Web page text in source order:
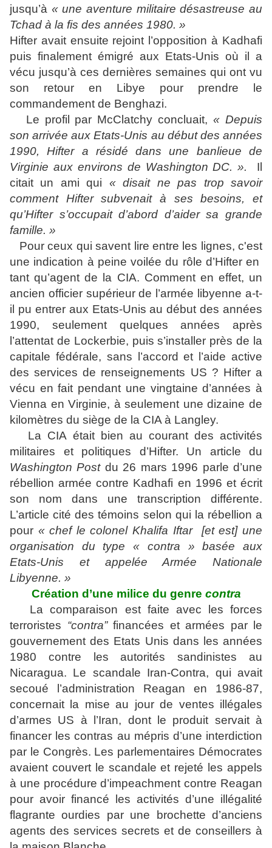
jusqu’à « une aventure militaire désastreuse au
Tchad à la fis des années 1980. »
Hifter avait ensuite rejoint l’opposition à Kadhafi
puis finalement émigré aux Etats-Unis où il a
vécu jusqu’à ces dernières semaines qui ont vu
son retour en Libye pour prendre le
commandement de Benghazi.
Le profil par McClatchy concluait,« Depuis
son arrivée aux Etats-Unis au début des années
1990, Hifter a résidé dans une banlieue de
Virginie aux environs de Washington DC. ».
Il
citait un ami qui « disait ne pas trop savoir
comment Hifter subvenait à ses besoins, et
qu’Hifter s’occupait d’abord d’aider sa grande
famille. »
Pour ceux qui savent lire entre les lignes, c'est
une indication à peine voilée du rôle d’Hifter en
tant qu’agent de la CIA. Comment en effet, un
ancien officier supérieur de l’armée libyenne a-t-
il pu entrer aux Etats-Unis au début des années
1990, seulement quelques années après
l’attentat de Lockerbie, puis s’installer près de la
capitale fédérale, sans l’accord et l’aide active
des services de renseignements US ? Hifter a
vécu en fait pendant une vingtaine d’années à
Vienna en Virginie, à seulement une dizaine de
kilomètres du siège de la CIA à Langley.
La CIA était bien au courant des activités
militaires et politiques d’Hifter. Un article du
Washington Postdu 26 mars 1996 parle d’une
rébellion armée contre Kadhafi en 1996 et écrit
son nom dans une transcription différente.
L’article cité des témoins selon qui la rébellion a
pour « chef le colonel Khalifa Iftar [et est] une
organisation du type « contra » basée aux
Etats-Unis et appelée Armée Nationale
Libyenne. »
Création d’une milice du genre contra
La comparaison est faite avec les forces
terroristes “contra”financées et armées par le
gouvernement des Etats Unis dans les années
1980 contre les autorités sandinistes au
Nicaragua. Le scandale Iran-Contra, qui avait
secoué l’administration Reagan en 1986-87,
concernait la mise au jour de ventes illégales
d’armes US à l’Iran, dont le produit servait à
financer les contras au mépris d’une interdiction
par le Congrès. Les parlementaires Démocrates
avaient couvert le scandale et rejeté les appels
à une procédure d’impeachment contre Reagan
pour avoir financé les activités d’une illégalité
flagrante ourdies par une brochette d’anciens
agents des services secrets et de conseillers à